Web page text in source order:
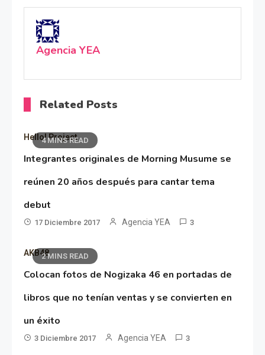
Agencia YEA
Related Posts
4 MINS READ
Hello! Project
Integrantes originales de Morning Musume se
reúnen 20 años después para cantar tema
debut
17 Diciembre 2017 Agencia YEA 3
2 MINS READ
AKB48
Colocan fotos de Nogizaka 46 en portadas de
libros que no tenían ventas y se convierten en
un éxito
3 Diciembre 2017 Agencia YEA 3